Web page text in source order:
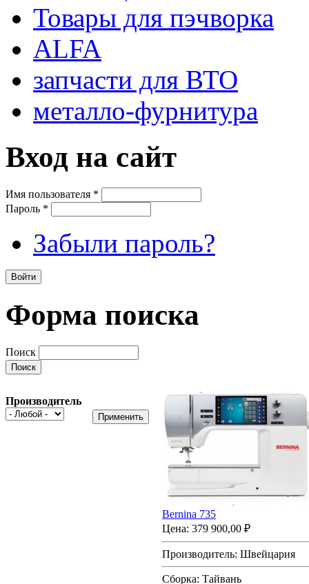
Товары для пэчворка
ALFA
запчасти для ВТО
металло-фурнитура
Вход на сайт
Имя пользователя *
Пароль *
Забыли пароль?
Форма поиска
Поиск
Производитель
Bernina 735
Цена: 379 900,00 ₽
Производитель: Швейцария
Сборка: Тайвань